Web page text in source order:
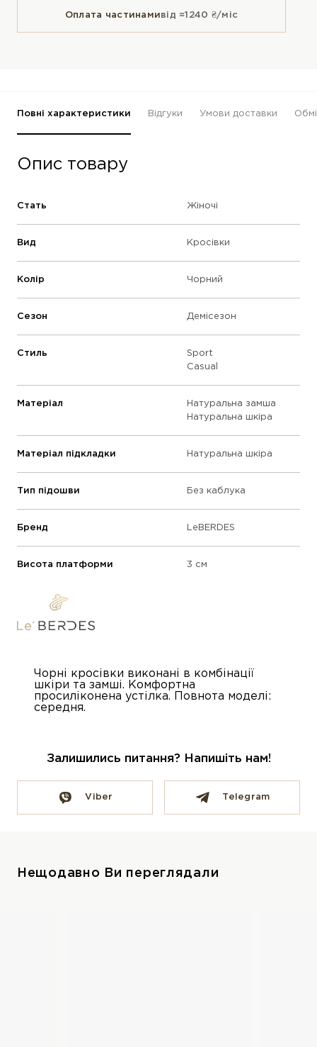
Оплата частинамивід ≈1240 ₴/міс
Повні характеристики Відгуки Умови доставки
Опис товару
Стать Жіночі
Вид Кросівки
Колір Чорний
Сезон Демісезон
Стиль
Sport
Casual
Матеріал
Натуральна замша
Натуральна шкіра
Матеріал підкладки Натуральна шкіра
Тип підошви Без каблука
Бренд LeBERDES
Висота платформи 3 см
Чорні кросівки виконані в комбінації
шкіри та замші. Комфортна
просиліконена устілка. Повнота моделі:
середня.
Залишились питання? Напишіть нам!
Viber Telegram
Нещодавно Ви переглядали